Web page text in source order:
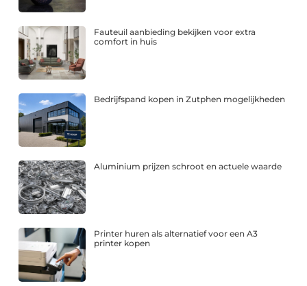
Fauteuil aanbieding bekijken voor extra
comfort in huis
Bedrijfspand kopen in Zutphen mogelijkheden
Aluminium prijzen schroot en actuele waarde
Printer huren als alternatief voor een A3
printer kopen